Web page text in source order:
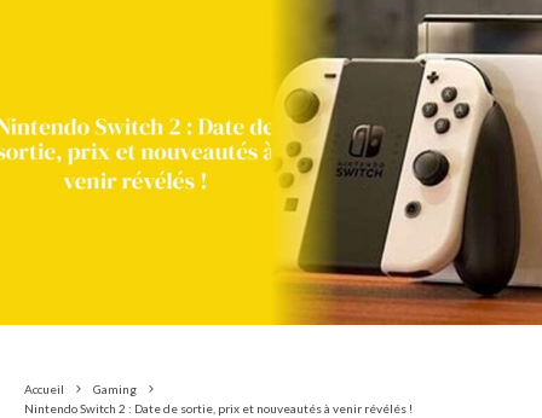
Accueil
Gaming
Nintendo Switch 2 : Date de sortie, prix et nouveautés à venir révélés !